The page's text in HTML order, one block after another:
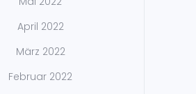
April 2022
März 2022
Februar 2022